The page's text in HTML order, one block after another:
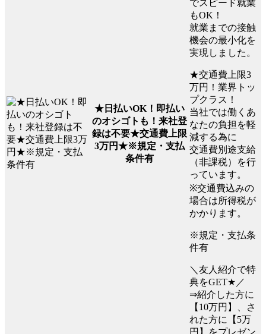
★日払いOK！即払い
のオシゴトも！来社登
録は不要★交通費上限
3万円★※規定・支払
条件有
でスピード就業
もOK！
就業までの接触
機会の最小化を
実現しました。
★交通費上限3
万円！業界トッ
プクラス！
当社では働くあ
なたの負担を軽
減する為に
交通費別途支給
（非課税）を行
っています。
※交通費込みの
場合は所得税が
かかります。
※規定・支払条
件有
＼友人紹介で特
典をGET★／
⇒紹介した方に
【10万円】、さ
れた方に【5万